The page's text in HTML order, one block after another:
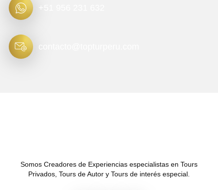
Somos Creadores de Experiencias especialistas en Tours
Privados, Tours de Autor y Tours de interés especial.